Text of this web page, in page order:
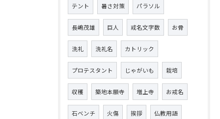
テント 暑さ対策 パラソル
長嶋茂雄 巨人 戒名文字数 お骨
洗礼 洗礼名 カトリック
プロテスタント じゃがいも 栽培
収穫 築地本願寺 増上寺 お戒名
石ベンチ 火傷 挨拶 仏教用語